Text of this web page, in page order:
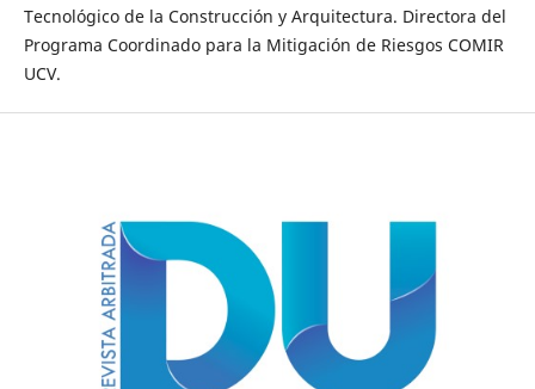
Tecnológico de la Construcción y Arquitectura. Directora del
Programa Coordinado para la Mitigación de Riesgos COMIR
UCV.